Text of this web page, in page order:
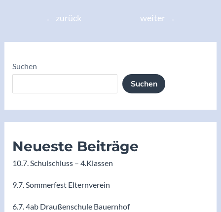
← zurück weiter →
Suchen
Suchen
Neueste Beiträge
10.7. Schulschluss – 4.Klassen
9.7. Sommerfest Elternverein
6.7. 4ab Draußenschule Bauernhof